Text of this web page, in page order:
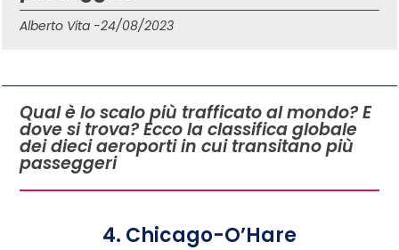
Alberto Vita -24/08/2023
Qual è lo scalo più trafficato al mondo? E
dove si trova? Ecco la classifica globale
dei dieci aeroporti in cui transitano più
passeggeri
4. Chicago-O’Hare